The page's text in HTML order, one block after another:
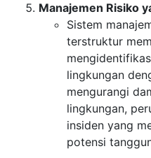
Manajemen Risiko
Sistem
terstruktur
lingkungan
mengurangi
lingkungan,
insiden yang
potensi